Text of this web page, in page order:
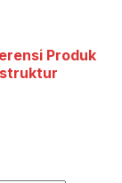
Produk